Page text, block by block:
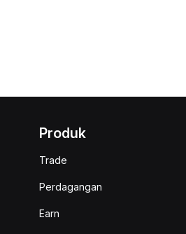
Produk
Trade
Perdagangan
Earn